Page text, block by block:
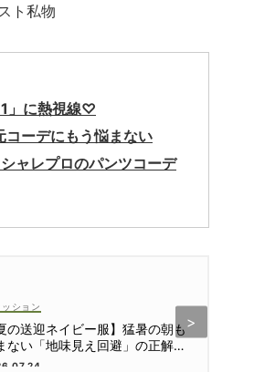
ト私物
」に熱視線♡
ーデにもう悩まない
ャレプロのパンツコーデ
ション
の送迎ネイビー服】猛暑の朝も
ない「地味見え回避」の正解コ
集